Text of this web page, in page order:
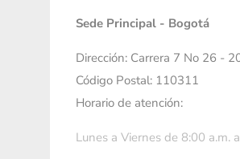
Sede Principal - Bogotá
Dirección: Carrera 7 No 26 -
Código Postal: 110311
Horario de atención:
Lunes a Viernes de 8:00 a.m.